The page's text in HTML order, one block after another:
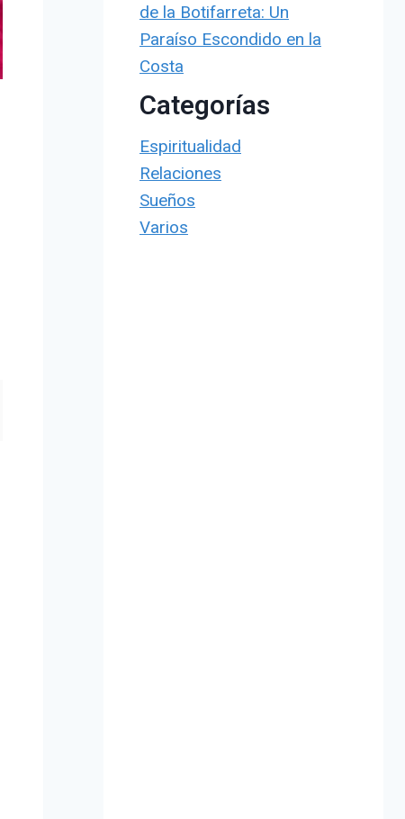
de la Botifarreta: Un
Paraíso Escondido en la
Costa
Categorías
Espiritualidad
Relaciones
Sueños
Varios